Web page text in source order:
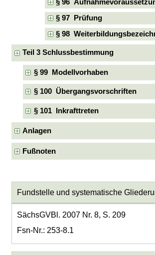
§ 96
§ 97 Prüfung
§ 98
Teil 3 Schlussbestimmung
§ 99 Modellvorhaben
§ 100 Übergangsvorschriften
§ 101 Inkrafttreten
Anlagen
Fußnoten
Fundstelle und systematische
SächsGVBl. 2007 Nr. 8, S. 209
Fsn-Nr.: 253-8.1